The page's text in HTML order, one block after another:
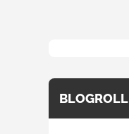
BLOGROLL